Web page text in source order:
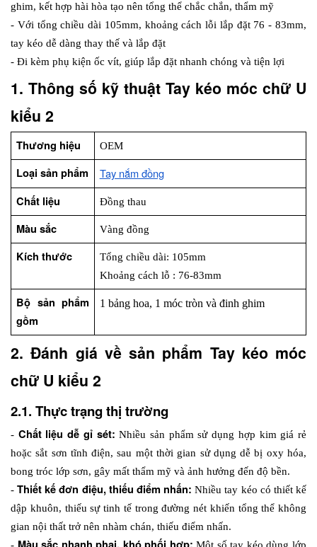
ghim, kết hợp hài hòa tạo nên tổng thể chắc chắn, thẩm mỹ
- Với tổng chiều dài 105mm, khoảng cách lỗi lắp đặt 76 - 83mm,
tay kéo dễ dàng thay thế và lắp đặt
- Đi kèm phụ kiện ốc vít, giúp lắp đặt nhanh chóng và tiện lợi
1. Thông số kỹ thuật Tay kéo móc chữ U
kiểu 2
Thương hiệu OEM
Loại sản phẩm
Tay nắm đồng
Chất liệu
Đồng thau
Màu sắc Vàng đồng
Kích thước
Tổng chiều dài: 105mm
Khoảng cách lỗ : 76-83mm
Bộ sản phẩm
gồm
1 bảng hoa, 1 móc tròn và đinh ghim
2. Đánh giá về sản phẩm Tay kéo móc
chữ U kiểu 2
2.1. Thực trạng thị trường
- Chất liệu dễ gỉ sét: Nhiều sản phẩm sử dụng hợp kim giá rẻ
hoặc sắt sơn tĩnh điện, sau một thời gian sử dụng dễ bị oxy hóa,
bong tróc lớp sơn, gây mất thẩm mỹ và ảnh hưởng đến độ bền.
- Thiết kế đơn điệu, thiếu điểm nhấn: Nhiều tay kéo có thiết kế
dập khuôn, thiếu sự tinh tế trong đường nét khiến tổng thể không
gian nội thất trở nên nhàm chán, thiếu điểm nhấn.